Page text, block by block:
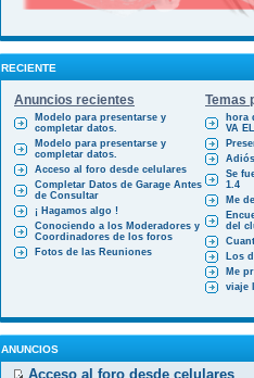
RECIENTE
Anuncios recientes Temas
Modelo para presentarse y
completar datos.
Modelo para presentarse y
completar datos.
Acceso al foro desde celulares
Completar Datos de Garage Antes
de Consultar
¡ Hagamos algo !
Conociendo a los Moderadores y
Coordinadores de los foros
Fotos de las Reuniones
hora
VA
Se
1.4
Me
del
Los
Me
viaje
ANUNCIOS
Acceso al foro desde celulares